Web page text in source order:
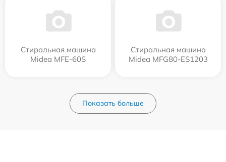
Стиральная машина
Midea MFE-60S
Стиральная машина
Midea MFG80-ES1203
Показать больше